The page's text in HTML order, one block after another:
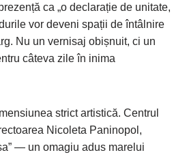
ca „o declarație de unitate,
vor deveni spații de întâlnire
Nu un vernisaj obișnuit, ci un
câteva zile în inima
strict artistică. Centrul
Nicoleta Paninopol,
— un omagiu adus marelui